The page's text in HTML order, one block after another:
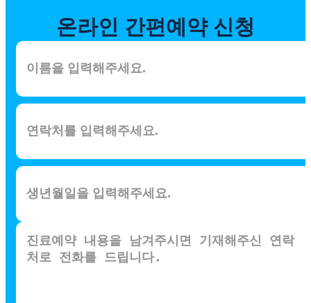
온라인 간편예약 신청